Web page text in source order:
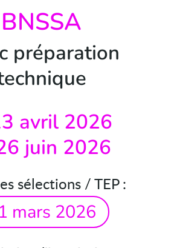
BNSSA
préparation
avril 2026
juin 2026
sélections / TEP :
mars 2026